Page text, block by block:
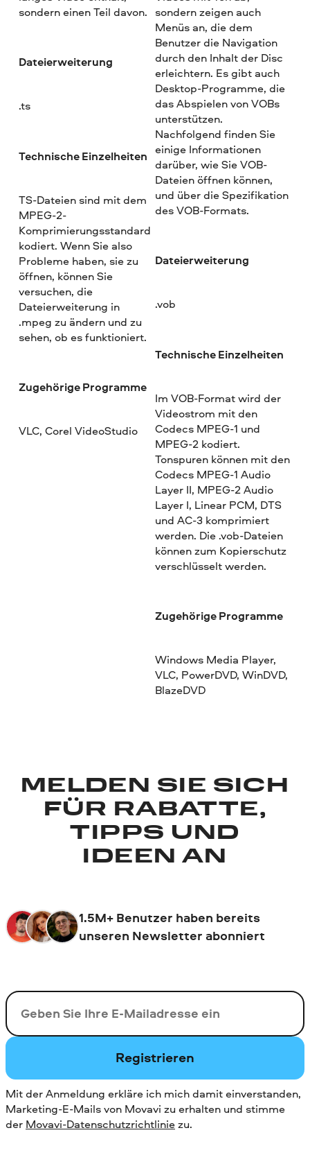
sondern einen Teil davon.
Dateierweiterung
.ts
Technische Einzelheiten
TS-Dateien sind mit dem
MPEG-2-
Komprimierungsstandard
kodiert. Wenn Sie also
Probleme haben, sie zu
öffnen, können Sie
versuchen, die
Dateierweiterung in
.mpeg zu ändern und zu
sehen, ob es funktioniert.
Zugehörige Programme
VLC, Corel VideoStudio
sondern zeigen auch
Menüs an, die dem
Benutzer die Navigation
durch den Inhalt der Disc
erleichtern. Es gibt auch
Desktop-Programme, die
das Abspielen von VOBs
unterstützen.
Nachfolgend finden Sie
einige Informationen
darüber, wie Sie VOB-
Dateien öffnen können,
und über die Spezifikation
des VOB-Formats.
Dateierweiterung
.vob
Technische Einzelheiten
Im VOB-Format wird der
Videostrom mit den
Codecs MPEG-1 und
MPEG-2 kodiert.
Tonspuren können mit den
Codecs MPEG-1 Audio
Layer II, MPEG-2 Audio
Layer I, Linear PCM, DTS
und AC-3 komprimiert
werden. Die .vob-Dateien
können zum Kopierschutz
verschlüsselt werden.
Zugehörige Programme
Windows Media Player,
VLC, PowerDVD, WinDVD,
BlazeDVD
MELDEN SIE SICH
FÜR RABATTE,
TIPPS UND
IDEEN AN
1.5M+ Benutzer haben bereits
unseren Newsletter abonniert
Ihre E-Mail-Addresse
Registrieren
Mit der Anmeldung erkläre ich mich damit einverstanden,
Marketing-E-Mails von Movavi zu erhalten und stimme
der Movavi-Datenschutzrichtliniezu.